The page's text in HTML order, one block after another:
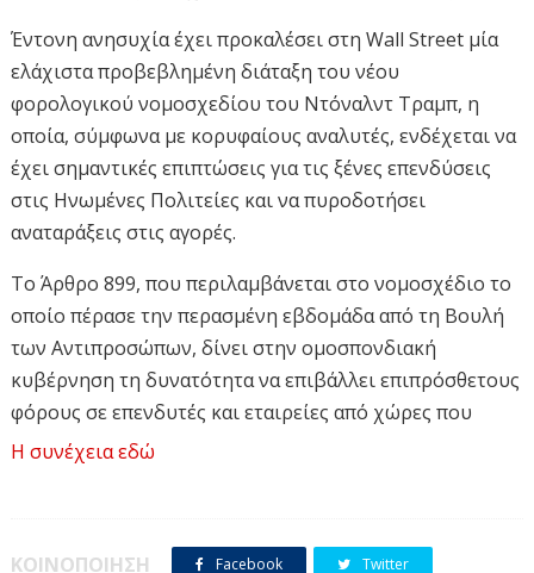
Έντονη ανησυχία έχει προκαλέσει στη Wall Street μία
ελάχιστα προβεβλημένη διάταξη του νέου
φορολογικού νομοσχεδίου του Ντόναλντ Τραμπ, η
οποία, σύμφωνα με κορυφαίους αναλυτές, ενδέχεται να
έχει σημαντικές επιπτώσεις για τις ξένες επενδύσεις
στις Ηνωμένες Πολιτείες και να πυροδοτήσει
αναταράξεις στις αγορές.
Το Άρθρο 899, που περιλαμβάνεται στο νομοσχέδιο το
οποίο πέρασε την περασμένη εβδομάδα από τη Βουλή
των Αντιπροσώπων, δίνει στην ομοσπονδιακή
κυβέρνηση τη δυνατότητα να επιβάλλει επιπρόσθετους
φόρους σε επενδυτές και εταιρείες από χώρες που
χαρακτηρίζονται από την Ουάσιγκτον ως φορολογικά
ενδέχεται να πλήξει ένα ευρύ φάσμα ξένων οντοτήτων,
Η συνέχεια εδώ
ΚΟΙΝΟΠΟΙΗΣΗ Facebook Twitter